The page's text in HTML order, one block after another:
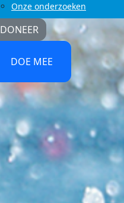
Onze onderzoeken
DONEER
DOE MEE